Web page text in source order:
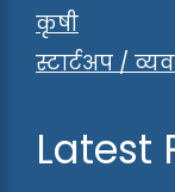
कृषी
स्टार्टअप /
Latest